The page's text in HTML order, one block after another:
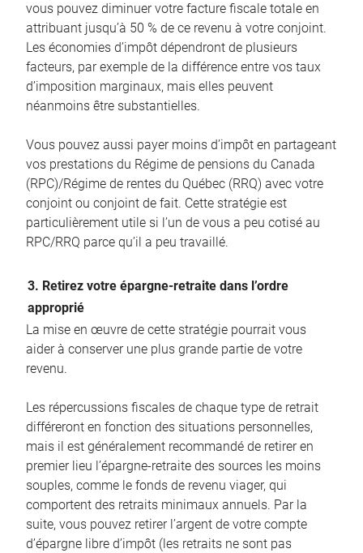
vous pouvez diminuer votre facture fiscale totale en
attribuant jusqu’à 50 % de ce revenu à votre conjoint.
Les économies d’impôt dépendront de plusieurs
facteurs, par exemple de la différence entre vos taux
d’imposition marginaux, mais elles peuvent
néanmoins être substantielles.
Vous pouvez aussi payer moins d’impôt en partageant
vos prestations du Régime de pensions du Canada
(RPC)/Régime de rentes du Québec (RRQ) avec votre
conjoint ou conjoint de fait. Cette stratégie est
particulièrement utile si l’un de vous a peu cotisé au
RPC/RRQ parce qu’il a peu travaillé.
3. Retirez votre épargne-retraite dans l’ordre
approprié
La mise en œuvre de cette stratégie pourrait vous
aider à conserver une plus grande partie de votre
revenu.
Les répercussions fiscales de chaque type de retrait
différeront en fonction des situations personnelles,
mais il est généralement recommandé de retirer en
premier lieu l’épargne-retraite des sources les moins
souples, comme le fonds de revenu viager, qui
comportent des retraits minimaux annuels. Par la
suite, vous pouvez retirer l’argent de votre compte
d’épargne libre d’impôt (les retraits ne sont pas